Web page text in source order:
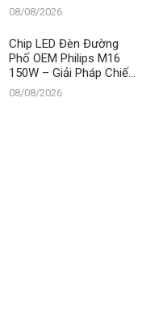
08/08/2026
Chip LED Đèn Đường
Phố OEM Philips M16
150W – Giải Pháp Chiếu
Sáng Tối Ưu Vượt Trội
Từ Thành Đạt LED
08/08/2026